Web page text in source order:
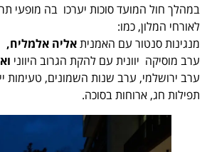
במהלך חול המועד סוכות יערכו בה מופעי
לאורחי המלון, כמו:
מנגינות סנטור עם האמניתאליה אלמליח,
ערב מוסיקה יוונית עם להקת הגרוב היווני
ערב ירושלמי, ערב שנות השמונים, טעימות
תפילות חג, ארוחות בסוכה.